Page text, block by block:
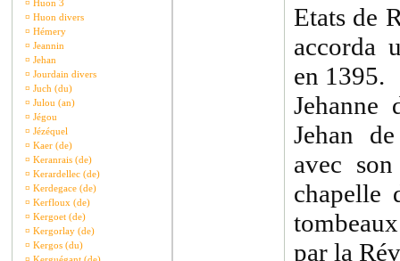
¤ Huon 3
¤ Huon divers
¤ Hémery
¤ Jeannin
¤ Jehan
¤ Jourdain divers
¤ Juch (du)
¤ Julou (an)
¤ Jégou
¤ Jézéquel
¤ Kaer (de)
¤ Keranrais (de)
¤ Kerardellec (de)
¤ Kerdegace (de)
¤ Kerfloux (de)
¤ Kergoet (de)
¤ Kergorlay (de)
¤ Kergos (du)
Etats de
accorda
en 1395.
Jehanne
Jehan
avec
chapelle
par la